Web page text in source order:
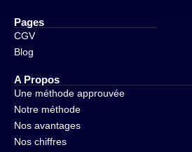
Pages
CGV
Blog
A Propos
Une méthode approuvée
Notre méthode
Nos avantages
Nos chiffres